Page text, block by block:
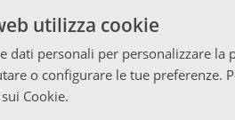
utilizza cookie
dati personali per personalizzare la
o configurare le tue preferenze.
Cookie.